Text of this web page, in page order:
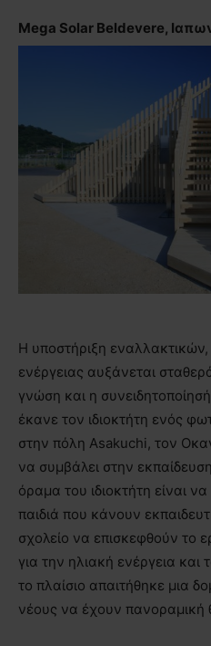
Mega Solar Beldevere,
Η υποστήριξη
ενέργειας αυξάνεται
γνώση και η
έκανε τον ιδιοκτήτη ενός
στην πόλη Asakuchi, τον
να συμβάλει στην
όραμα του ιδιοκτήτη είναι
παιδιά που κάνουν
σχολείο να επισκεφθούν το
για την ηλιακή ενέργεια
το πλαίσιο απαιτήθηκε μια
νέους να έχουν πανοραμική